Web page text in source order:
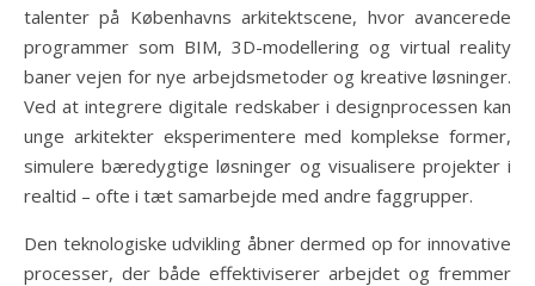
talenter på Københavns arkitektscene, hvor avancerede
programmer som BIM, 3D-modellering og virtual reality
baner vejen for nye arbejdsmetoder og kreative løsninger.
Ved at integrere digitale redskaber i designprocessen kan
unge arkitekter eksperimentere med komplekse former,
simulere bæredygtige løsninger og visualisere projekter i
realtid – ofte i tæt samarbejde med andre faggrupper.
Den teknologiske udvikling åbner dermed op for innovative
processer, der både effektiviserer arbejdet og fremmer